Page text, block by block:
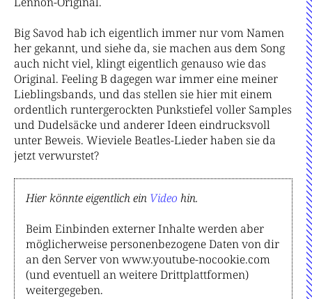
Big Savod hab ich eigentlich immer nur vom Namen
her gekannt, und siehe da, sie machen aus dem Song
auch nicht viel, klingt eigentlich genauso wie das
Original. Feeling B dagegen war immer eine meiner
Lieblingsbands, und das stellen sie hier mit einem
ordentlich runtergerockten Punkstiefel voller Samples
und Dudelsäcke und anderer Ideen eindrucksvoll
unter Beweis. Wieviele Beatles-Lieder haben sie da
jetzt verwurstet?
Hier könnte eigentlich ein Video hin.
Beim Einbinden externer Inhalte werden aber
möglicherweise personenbezogene Daten von dir
an den Server von www.youtube-nocookie.com
(und eventuell an weitere Drittplattformen)
weitergegeben.